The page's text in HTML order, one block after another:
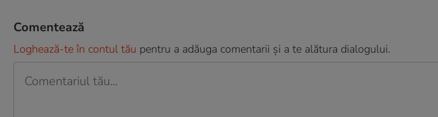
Comentează
Loghează-te în contul tău pentru a adăuga comentarii și a te alătura dialogului.